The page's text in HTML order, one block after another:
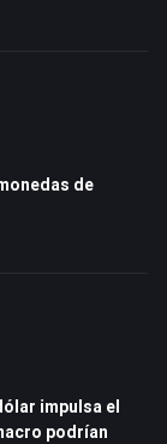
de
impulsa el
podrían